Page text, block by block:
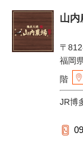
山内
〒
福岡
階
JR博